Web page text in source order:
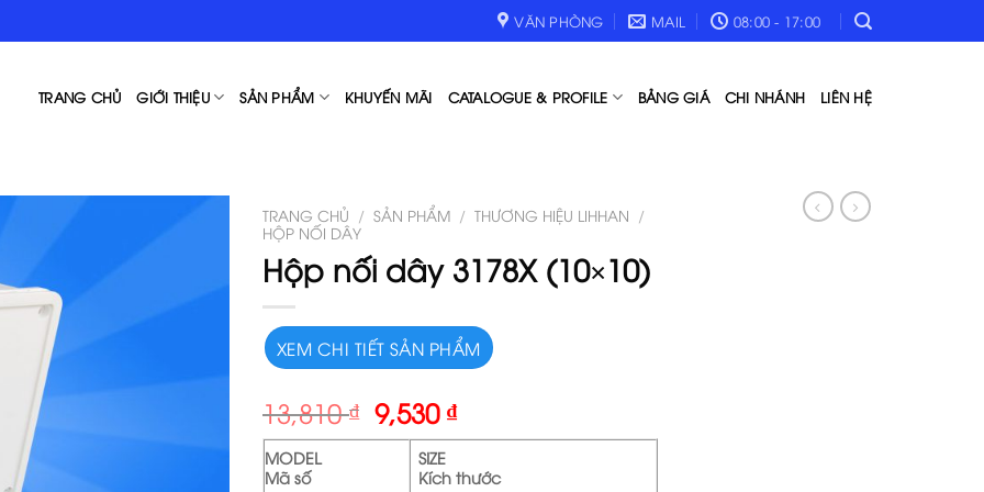
VĂN PHÒNG MAIL 08:00 - 17:00
TRANG CHỦ GIỚI THIỆU SẢN PHẨM KHUYẾN MÃI CATALOGUE & PROFILE BẢNG GIÁ CHI NHÁNH LIÊN HỆ
TRANG CHỦ / SẢN PHẨM / THƯƠNG HIỆU LIHHAN /
HỘP NỐI DÂY
Hộp nối dây 3178X (10×10)
XEM CHI TIẾT SẢN PHẨM
13,810₫ 9,530₫
MODEL
Mã số
SIZE
Kích thước